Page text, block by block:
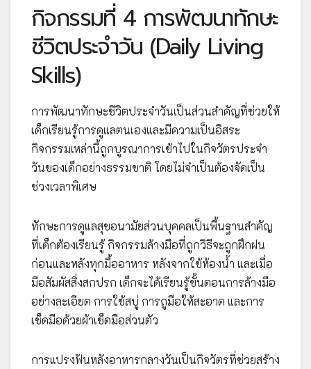
กิจกรรมที่ 4 การพัฒนาทักษะ
ชีวิตประจำวัน (Daily Living
Skills)
การพัฒนาทักษะชีวิตประจำวันเป็นส่วนสำคัญที่ช่วยให้
เด็กเรียนรู้การดูแลตนเองและมีความเป็นอิสระ
กิจกรรมเหล่านี้ถูกบูรณาการเข้าไปในกิจวัตรประจำ
วันของเด็กอย่างธรรมชาติ โดยไม่จำเป็นต้องจัดเป็น
ช่วงเวลาพิเศษ
ทักษะการดูแลสุขอนามัยส่วนบุคคลเป็นพื้นฐานสำคัญ
ที่เด็กต้องเรียนรู้ กิจกรรมล้างมือที่ถูกวิธีจะถูกฝึกฝน
ก่อนและหลังทุกมื้ออาหาร หลังจากใช้ห้องน้ำ และเมื่อ
มือสัมผัสสิ่งสกปรก เด็กจะได้เรียนรู้ขั้นตอนการล้างมือ
อย่างละเอียด การใช้สบู่ การถูมือให้สะอาด และการ
เช็ดมือด้วยผ้าเช็ดมือส่วนตัว
การแปรงฟันหลังอาหารกลางวันเป็นกิจวัตรที่ช่วยสร้าง